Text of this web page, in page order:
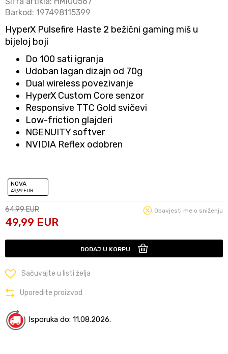
Barkod: 197498115399
HyperX Pulsefire Haste 2 bežični gaming miš u
bijeloj boji
Do 100 sati igranja
Udoban lagan dizajn od 70g
Dual wireless povezivanje
HyperX Custom Core senzor
Responsive TTC Gold svičevi
Low-friction glajderi
NGENUITY softver
NVIDIA Reflex odobren
NOVA
49,99 EUR
64,99EUR
49,99 EUR
Obavjesti me o sniženju
DODAJ U KORPU
Sačuvajte u listi želja
Uporedite proizvod
Isporuka do: 11.08.2026.